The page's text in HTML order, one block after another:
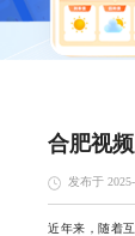
合肥视
发布于
近年来，随着